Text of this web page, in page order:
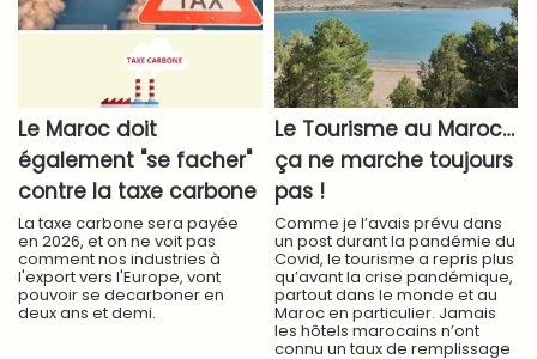
Le Maroc doit
également "se facher"
contre la taxe carbone
La taxe carbone sera payée
en 2026, et on ne voit pas
comment nos industries à
l'export vers l'Europe, vont
pouvoir se decarboner en
deux ans et demi.
Le Tourisme au Maroc…
ça ne marche toujours
pas !
Comme je l’avais prévu dans
un post durant la pandémie du
Covid, le tourisme a repris plus
qu’avant la crise pandémique,
partout dans le monde et au
Maroc en particulier. Jamais
les hôtels marocains n’ont
connu un taux de remplissage